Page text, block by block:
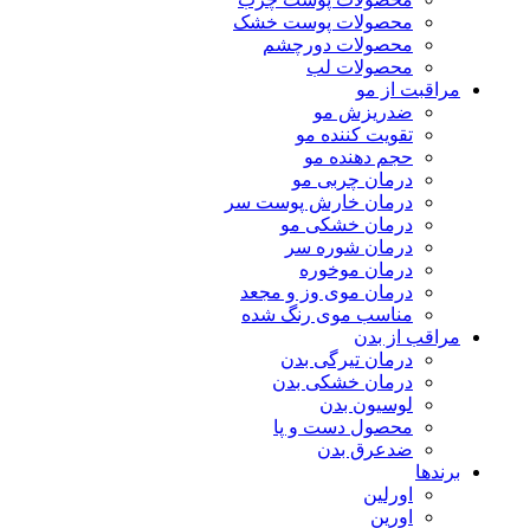
محصولات پوست خشک
محصولات دورچشم
محصولات لب
مراقبت از مو
ضدریزش مو
تقویت کننده مو
حجم دهنده مو
درمان چربی مو
درمان خارش پوست سر
درمان خشکی مو
درمان شوره سر
درمان موخوره
درمان موی وز و مجعد
مناسب موی رنگ شده
مراقب از بدن
درمان تیرگی بدن
درمان خشکی بدن
لوسیون بدن
محصول دست و پا
ضدعرق بدن
برندها
اورلین
اورین